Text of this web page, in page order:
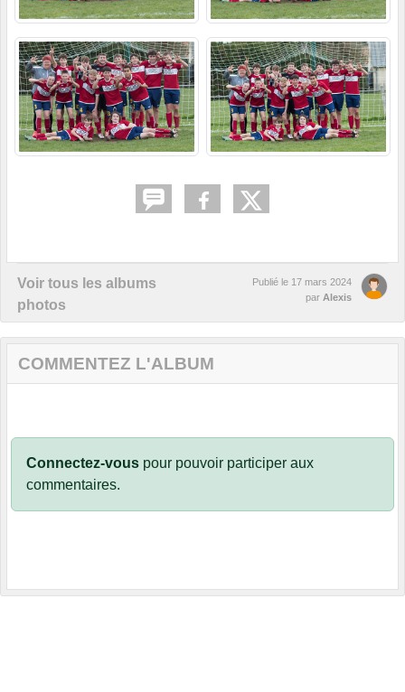
Voir tous les albums
photos
Publié le 17 mars 2024
par Alexis
COMMENTEZ L'ALBUM
Connectez-vous pour pouvoir participer aux
commentaires.